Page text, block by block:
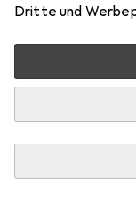
Dritte und
Zwischen Di,
Mehr als 10
Lieferort